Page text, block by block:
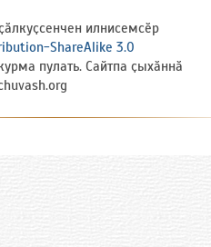
илнисемсӗр
ShareAlike 3.0
пулать. Сайтпа ҫыхӑннӑ